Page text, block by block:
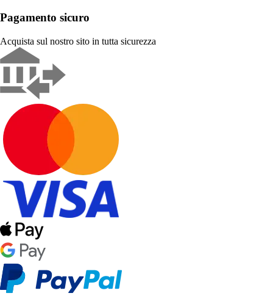
Pagamento sicuro
Acquista sul nostro sito in tutta sicurezza